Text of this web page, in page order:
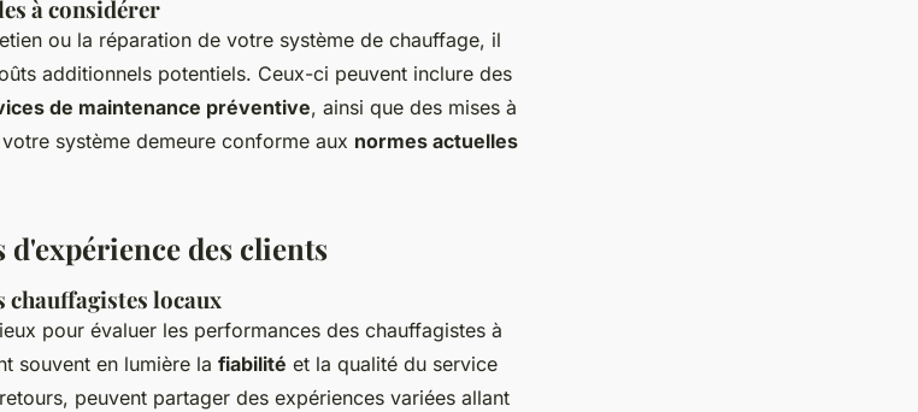
à considérer
ou la réparation de votre système de chauffage, il
additionnels potentiels. Ceux-ci peuvent inclure des
de maintenance préventive, ainsi que des mises à
système demeure conforme aux normes actuelles
des clients
chauffagistes locaux
pour évaluer les performances des chauffagistes à
souvent en lumière la fiabilité et la qualité du service
peuvent partager des expériences variées allant